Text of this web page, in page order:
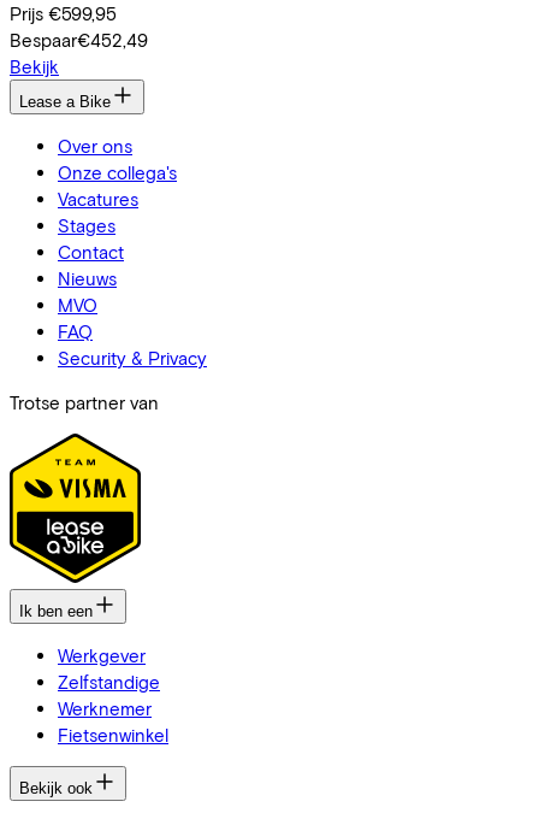
Prijs €599,95
Bespaar€452,49
Bekijk
Lease a Bike
Over ons
Onze collega's
Vacatures
Stages
Contact
Nieuws
MVO
FAQ
Security & Privacy
Trotse partner van
Ik ben een
Werkgever
Zelfstandige
Werknemer
Fietsenwinkel
Bekijk ook